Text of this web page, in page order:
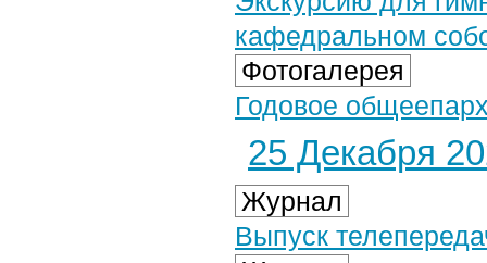
кафедральном
Фотогалерея
Годовое
25 Декабря
Журнал
Выпуск